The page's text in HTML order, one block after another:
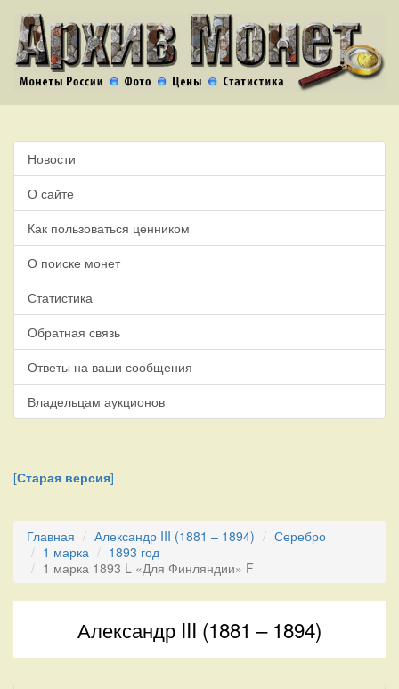
Новости
О сайте
Как пользоваться ценником
О поиске монет
Статистика
Обратная связь
Ответы на ваши сообщения
Владельцам аукционов
[Старая версия]
Главная Александр III (1881 – 1894)
Серебро
1 марка
1893 год
1 марка 1893 L «Для Финляндии» F
Александр III (1881 – 1894)